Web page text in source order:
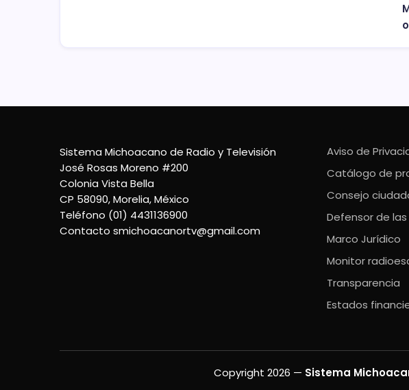
Sistema Michoacano de Radio y Televisión
José Rosas Moreno #200
Colonia Vista Bella
CP 58090, Morelia, México
Teléfono (01) 4431136900
Contacto smichoacanortv@gmail.com
Aviso de
Catálogo de
Consejo
Defensor de
Marco Jurídico
Monitor
Transparencia
Estados
Copyright 2026 — Sistema